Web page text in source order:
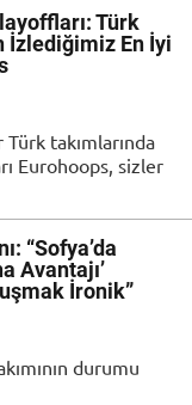
Türk
İzlediğimiz En İyi
takımlarında
Eurohoops, sizler
“Sofya’da
Avantajı’
İronik”
durumu